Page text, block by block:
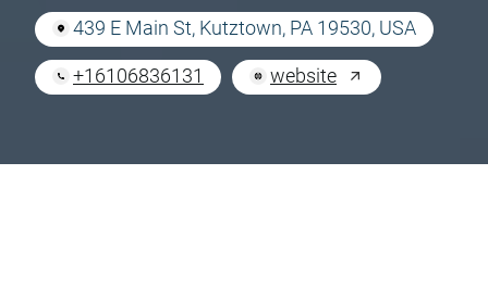
439 E Main St, Kutztown, PA 19530, USA
+16106836131 website